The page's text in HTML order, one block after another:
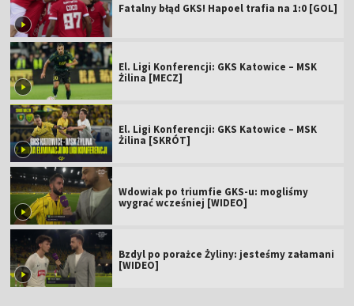
Fatalny błąd GKS! Hapoel trafia na 1:0 [GOL]
El. Ligi Konferencji: GKS Katowice – MSK
Żilina [MECZ]
El. Ligi Konferencji: GKS Katowice – MSK
Żilina [SKRÓT]
Wdowiak po triumfie GKS-u: mogliśmy
wygrać wcześniej [WIDEO]
Bzdyl po porażce Żyliny: jesteśmy załamani
[WIDEO]